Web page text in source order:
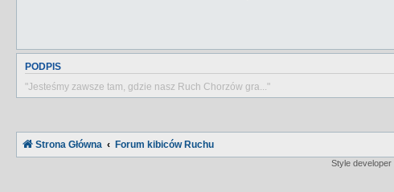
PODPIS
"Jesteśmy zawsze tam, gdzie nasz Ruch Chorzów gra..."
Strona Główna Forum kibiców Ruchu
Style developer